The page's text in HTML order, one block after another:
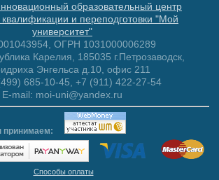
образовательный центр
и переподготовки "Мой
университет"
ОГРН 1031000006289
Карелия, 185035 г.Петрозаводск,
Энгельса д.10, офис 211
685-10-45, +7 (911) 422-27-54
E-mail: moi-uni@yandex.ru
принимаем:
Способы оплаты